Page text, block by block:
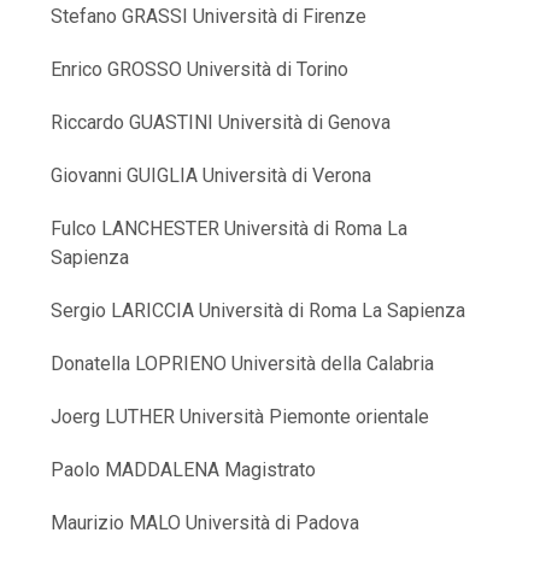
Stefano GRASSI Università di Firenze
Enrico GROSSO Università di Torino
Riccardo GUASTINI Università di Genova
Giovanni GUIGLIA Università di Verona
Fulco LANCHESTER Università di Roma La
Sapienza
Sergio LARICCIA Università di Roma La Sapienza
Donatella LOPRIENO Università della Calabria
Joerg LUTHER Università Piemonte orientale
Paolo MADDALENA Magistrato
Maurizio MALO Università di Padova